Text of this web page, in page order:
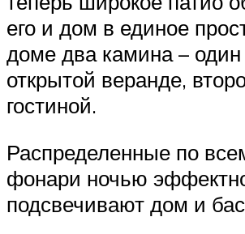
его и дом в единое
доме два камина –
открытой веранде,
гостиной.
Распределенные по
фонари ночью
подсвечивают дом и